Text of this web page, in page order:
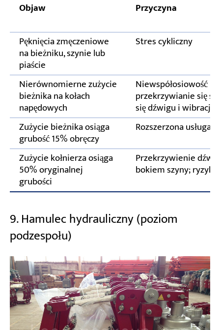
Objaw Przyczyna
Pęknięcia zmęczeniowe
na bieżniku, szynie lub
piaście
Stres cykliczny
Nierównomierne zużycie
bieżnika na kołach
napędowych
Niewspółosiowość
przekrzywianie się
się dźwigu i wibracje
Zużycie bieżnika osiąga
grubość 15% obręczy
Rozszerzona usługa
Zużycie kołnierza osiąga
50% oryginalnej
grubości
Przekrzywienie
bokiem szyny;
9. Hamulec hydrauliczny (poziom
podzespołu)